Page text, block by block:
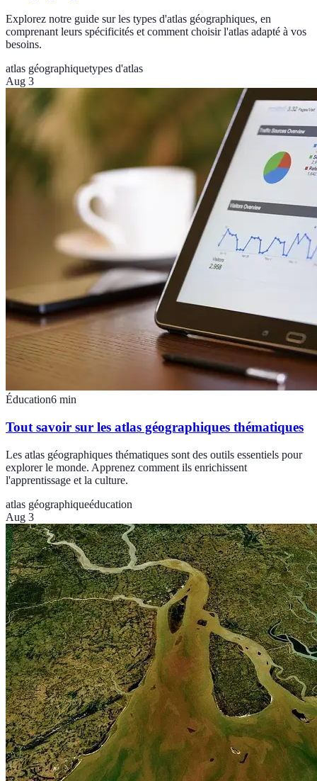
Explorez notre guide sur les types d'atlas géographiques, en
comprenant leurs spécificités et comment choisir l'atlas adapté à vos
besoins.
atlas géographiquetypes d'atlas
Aug 3
Éducation6 min
Tout savoir sur les atlas géographiques thématiques
Les atlas géographiques thématiques sont des outils essentiels pour
explorer le monde. Apprenez comment ils enrichissent
l'apprentissage et la culture.
atlas géographiqueéducation
Aug 3